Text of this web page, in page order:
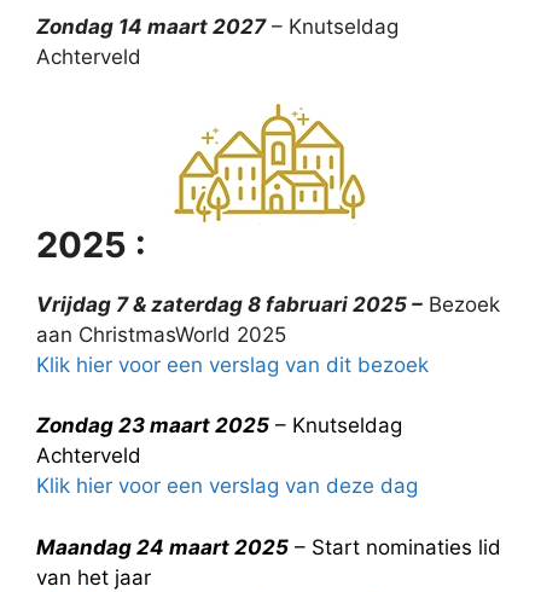
Zondag 14 maart 2027– Knutseldag
Achterveld
2025 :
Vrijdag 7 & zaterdag 8 fabruari 2025 – Bezoek
aan ChristmasWorld 2025
Klik hier voor een verslag van dit bezoek
Zondag 23 maart 2025 – Knutseldag
Achterveld
Klik hier voor een verslag van deze dag
Maandag 24 maart 2025 – Start nominaties lid
van het jaar